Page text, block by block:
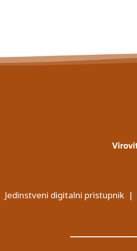
Jedinstveni digitalni pristupnik|